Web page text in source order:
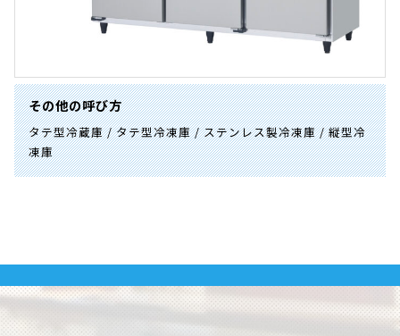
その他の呼び方
タテ型冷蔵庫 / タテ型冷凍庫 / ステンレス製冷凍庫 / 縦型冷
凍庫